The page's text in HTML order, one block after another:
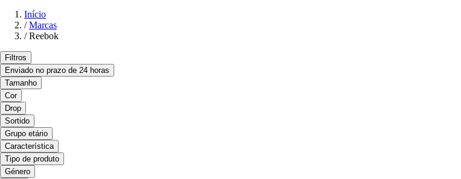
Início
/ Marcas
/ Reebok
Filtros
Enviado no prazo de 24 horas
Tamanho
Cor
Drop
Sortido
Grupo etário
Característica
Tipo de produto
Género